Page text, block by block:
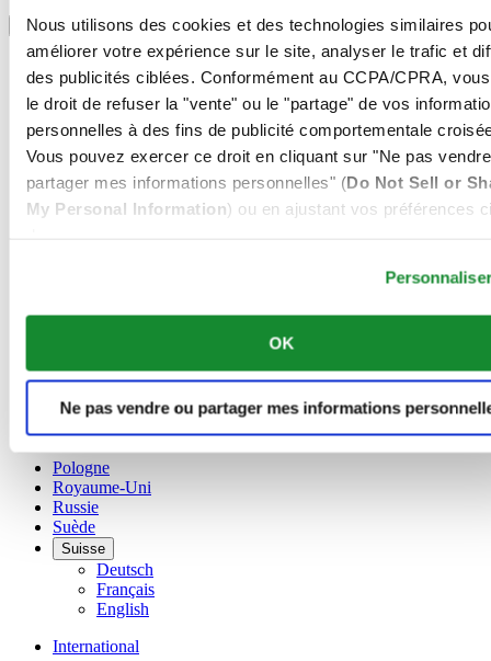
Nous utilisons des cookies et des technologies similaires
améliorer votre expérience sur le site, analyser le trafic et
des publicités ciblées. Conformément au CCPA/CPRA,
le droit de refuser la "vente" ou le "partage" de vos
personnelles à des fins de publicité comportementale
Vous pouvez exercer ce droit en cliquant sur "Ne pas
partager mes informations personnelles" (Do Not Sell or
My Personal Information) ou en ajustant vos préférences
OK
Ne pas vendre ou partager mes informations
Sélecteur de langue
Autriche
Belgique
Dutch
Chine
English
简体中文
English
Norvège
Pays-Bas
Pologne
Royaume-Uni
Russie
Suède
Suisse
Deutsch
Français
English
International